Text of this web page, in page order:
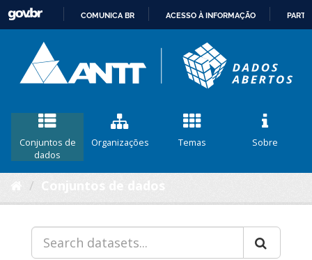
CONTEÚDO
COMUNICA BR ACESSO À INFORMAÇÃO
Conjuntos de
dados
Organizações Temas Sobre